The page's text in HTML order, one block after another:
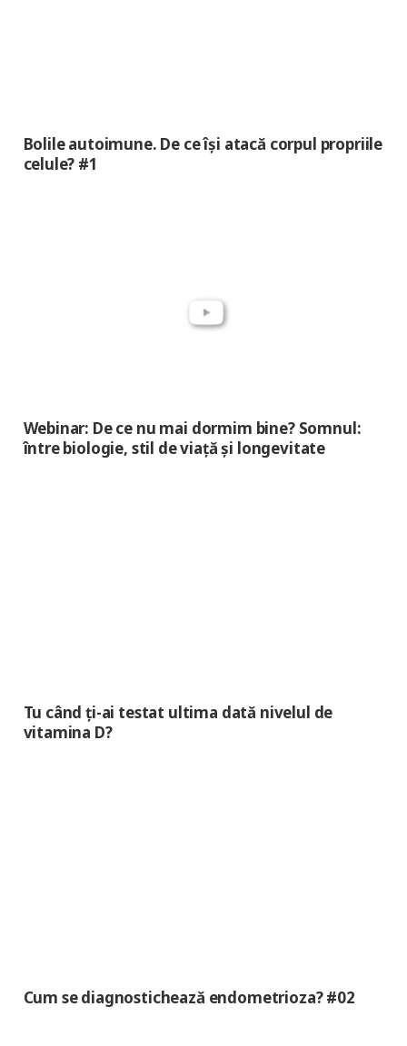
Bolile autoimune. De ce își atacă corpul propriile
celule? #1
Webinar: De ce nu mai dormim bine? Somnul:
între biologie, stil de viață și longevitate
Tu când ți-ai testat ultima dată nivelul de
vitamina D?
Cum se diagnostichează endometrioza? #02